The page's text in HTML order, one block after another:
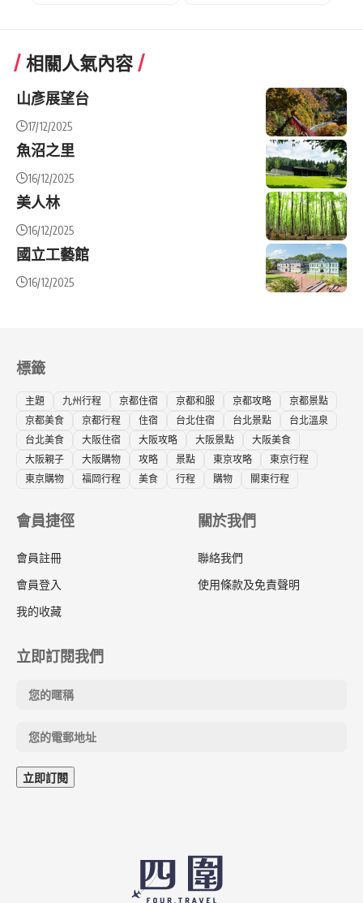
相關人氣內容
山彥展望台
17/12/2025
魚沼之里
16/12/2025
美人林
16/12/2025
國立工藝館
16/12/2025
標籤
主題 九州行程 京都住宿 京都和服 京都攻略
京都景點
京都美食
京都行程 住宿 台北住宿 台北景點
台北溫泉
台北美食
大阪住宿 大阪攻略 大阪景點
大阪美食
大阪親子
大阪購物 攻略 景點 東京攻略
東京行程
東京購物
福岡行程 美食 行程 購物 關東行程
會員捷徑
會員註冊
會員登入
我的收藏
關於我們
聯絡我們
使用條款及免責聲明
立即訂閱我們